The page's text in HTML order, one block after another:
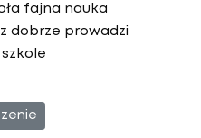
fajna nauka
dobrze prowadzi